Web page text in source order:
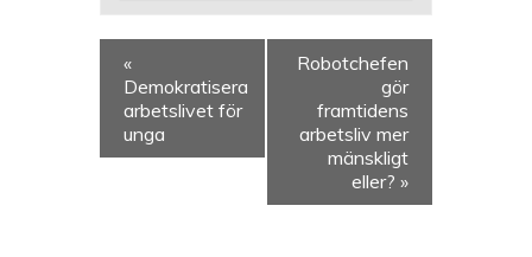
«
Demokratisera
arbetslivet för
unga
Robotchefen
gör
framtidens
arbetsliv mer
mänskligt
eller? »